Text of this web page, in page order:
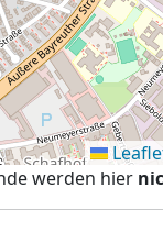
werden hier